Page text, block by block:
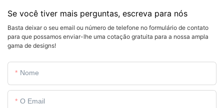
Se você tiver mais perguntas, escreva para nós
Basta deixar o seu email ou número de telefone no formulário de contato
para que possamos enviar-lhe uma cotação gratuita para a nossa ampla
gama de designs!
Nome
O Email